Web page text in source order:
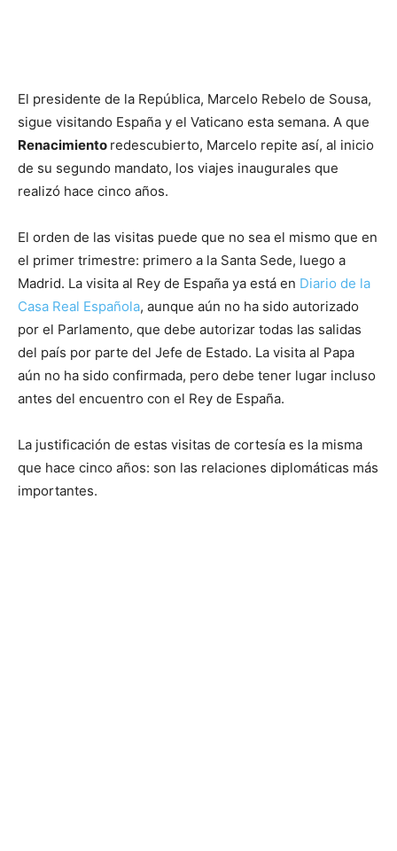
El presidente de la República, Marcelo Rebelo de Sousa,
sigue visitando España y el Vaticano esta semana. A que
Renacimiento redescubierto, Marcelo repite así, al inicio
de su segundo mandato, los viajes inaugurales que
realizó hace cinco años.
El orden de las visitas puede que no sea el mismo que en
el primer trimestre: primero a la Santa Sede, luego a
Madrid. La visita al Rey de España ya está en Diario de la
Casa Real Española, aunque aún no ha sido autorizado
por el Parlamento, que debe autorizar todas las salidas
del país por parte del Jefe de Estado. La visita al Papa
aún no ha sido confirmada, pero debe tener lugar incluso
antes del encuentro con el Rey de España.
La justificación de estas visitas de cortesía es la misma
que hace cinco años: son las relaciones diplomáticas más
importantes.